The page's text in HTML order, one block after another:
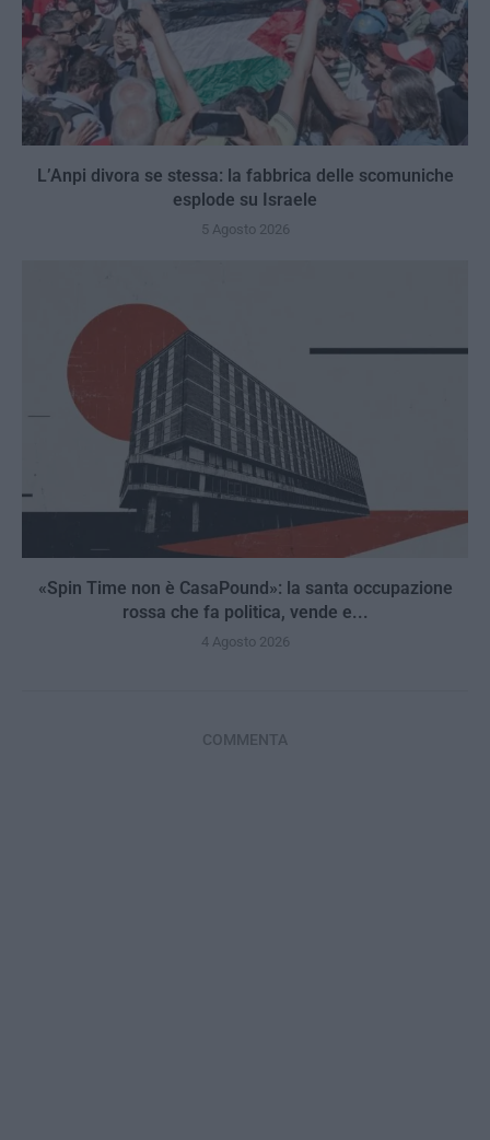
L’Anpi divora se stessa: la fabbrica delle scomuniche
esplode su Israele
5 Agosto 2026
«Spin Time non è CasaPound»: la santa occupazione
rossa che fa politica, vende e...
4 Agosto 2026
COMMENTA